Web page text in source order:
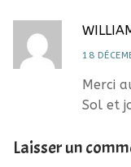
18
Merci
Sol et
Laisser un